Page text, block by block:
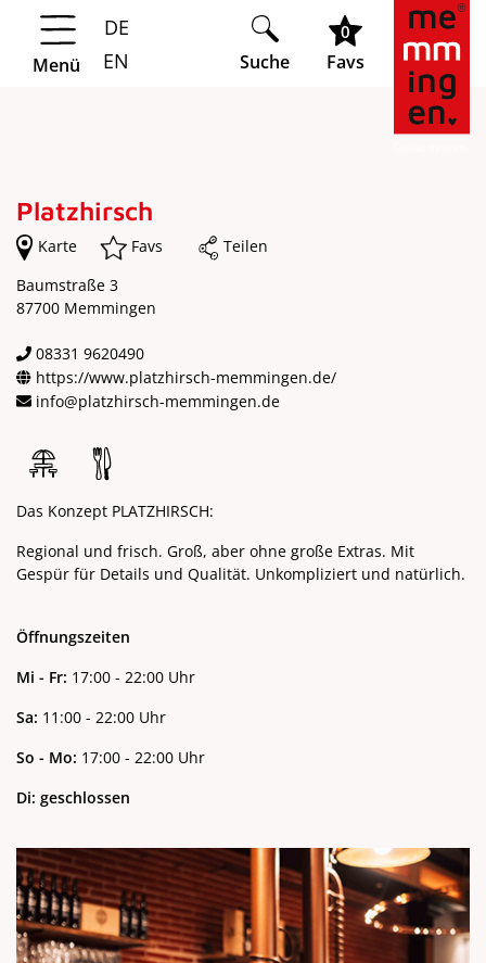
Springe zur Navigation
Springe zum Hauptinhalt
Menü
DE
EN
Suche
0
Favs
Platzhirsch
Karte Favs
Teilen
Baumstraße 3
87700 Memmingen
08331 9620490
https://www.platzhirsch-memmingen.de/
info@platzhirsch-memmingen.de
Das Konzept PLATZHIRSCH:
Regional und frisch. Groß, aber ohne große Extras. Mit
Gespür für Details und Qualität. Unkompliziert und natürlich.
Öffnungszeiten
Mi - Fr: 17:00 - 22:00 Uhr
Sa: 11:00 - 22:00 Uhr
So - Mo: 17:00 - 22:00 Uhr
Di: geschlossen